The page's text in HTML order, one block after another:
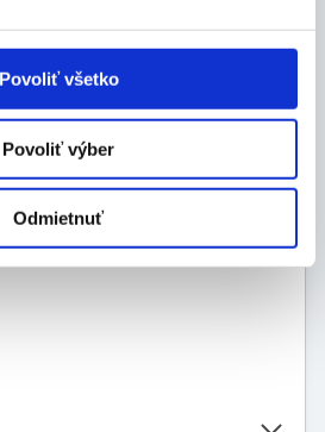
Povoliť všetko
Povoliť výber
Odmietnuť
cm
48 - 52 cm
cm
92 cm
/ konštrukcie: 19 / 12 kg
užívateľa: 120 kg